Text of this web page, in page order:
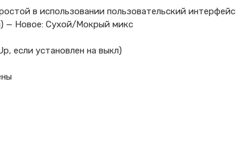
в использовании пользовательский интерфейс
— Новое: Сухой/Мокрый микс
если установлен на выкл)